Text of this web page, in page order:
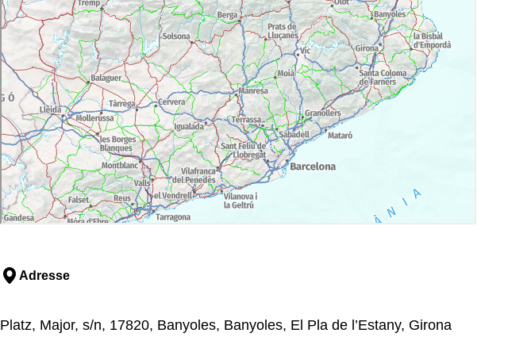
Adresse
Platz, Major, s/n, 17820, Banyoles, Banyoles, El Pla de l’Estany, Girona